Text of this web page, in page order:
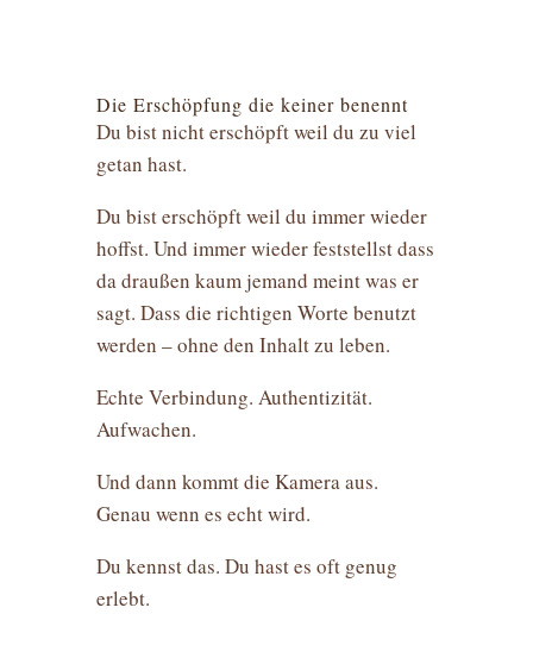
Die Erschöpfung die keiner benennt
Du bist nicht erschöpft weil du zu viel
getan hast.
Du bist erschöpft weil du immer wieder
hoffst. Und immer wieder feststellst dass
da draußen kaum jemand meint was er
sagt. Dass die richtigen Worte benutzt
werden – ohne den Inhalt zu leben.
Echte Verbindung. Authentizität.
Aufwachen.
Und dann kommt die Kamera aus.
Genau wenn es echt wird.
Du kennst das. Du hast es oft genug
erlebt.